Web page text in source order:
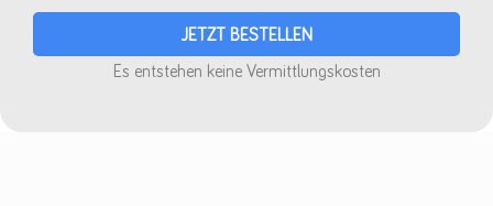
Es entstehen keine Vermittlungskosten